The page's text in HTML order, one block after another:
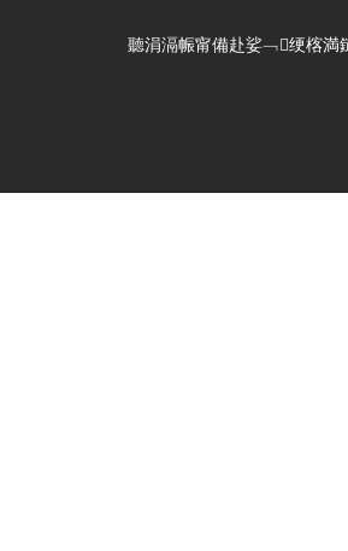
聽涓滆帪甯備赴娑﹁绠楁満